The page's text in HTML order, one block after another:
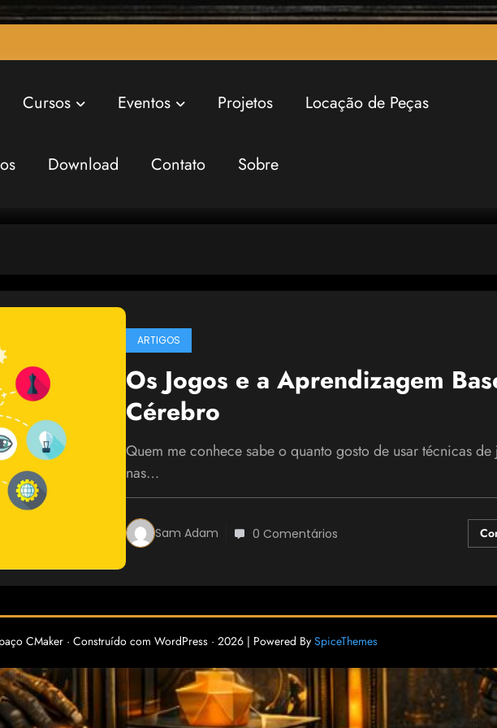
Cursos Eventos Projetos Locação de Peças
Download Contato Sobre
ARTIGOS
Os Jogos e a Aprendizagem
Cérebro
Quem me conhece sabe o quanto gosto de usar técnicas
nas…
Sam Adam 0 Comentários
CMaker · Construído com WordPress · 2026 | Powered By SpiceThemes